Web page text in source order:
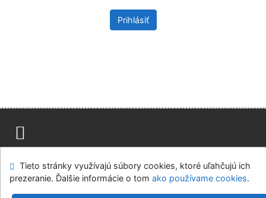
Prihlásiť
Modul OpenSearch
Napíšte nám Nastavenie cookies
Tieto stránky využívajú súbory cookies, ktoré uľahčujú ich
prezeranie. Ďalšie informácie o tom ako používame cookies.